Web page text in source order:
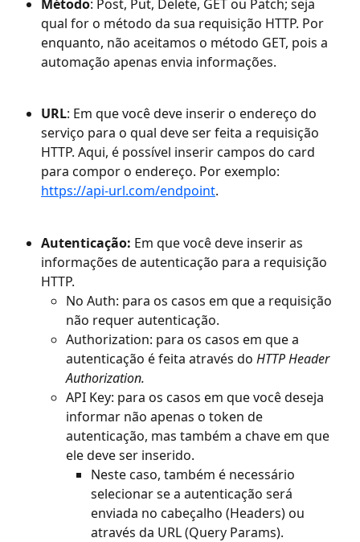
Método: Post, Put, Delete, GET ou Patch; seja
qual for o método da sua requisição HTTP. Por
enquanto, não aceitamos o método GET, pois a
automação apenas envia informações.
URL: Em que você deve inserir o endereço do
serviço para o qual deve ser feita a requisição
HTTP. Aqui, é possível inserir campos do card
para compor o endereço. Por exemplo:
https://api-url.com/endpoint.
Autenticação: Em que você deve inserir as
informações de autenticação para a requisição
HTTP.
No Auth: para os casos em que a requisição
não requer autenticação.
Authorization: para os casos em que a
autenticação é feita através do HTTP Header
Authorization.
API Key: para os casos em que você deseja
informar não apenas o token de
autenticação, mas também a chave em que
ele deve ser inserido.
Neste caso, também é necessário
selecionar se a autenticação será
enviada no cabeçalho (Headers) ou
através da URL (Query Params).